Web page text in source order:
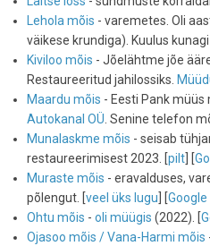
Lehola mõis - varemetes. Oli
väikese krundiga). Kuulus
Kiviloo mõis - Jõelähtme jõe
Restaureeritud jahilossiks.
Maardu mõis - Eesti Pank
Autokanal OÜ. Senine telefon
Munalaskme mõis - seisab
restaureerimisest 2023. [pilt ] [
Muraste mõis - eravalduses,
põlengut. [veel üks lugu ] [
Ohtu mõis - oli müügis (2022). [
Ojasoo mõis / Vana-Harmi mõis